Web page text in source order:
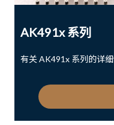
AK491x 系列
有关 AK491x 系列的详